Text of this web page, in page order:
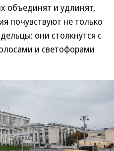
объединят и удлинят,
почувствуют не только
они столкнутся с
и светофорами